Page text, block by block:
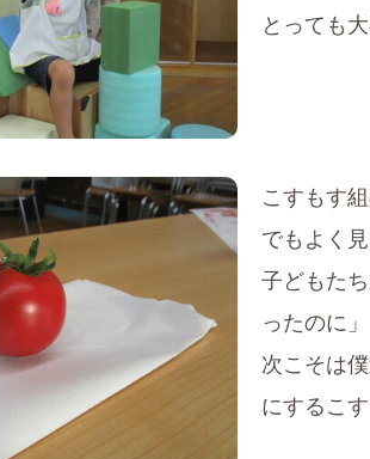
とっても
こすもす
でもよく
子どもた
ったのに
次こそは
にするこ